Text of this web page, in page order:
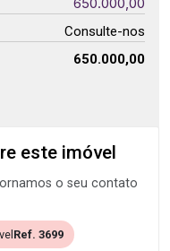
Consulte-nos
650.000,00
este imóvel
o seu contato
Ref. 3699